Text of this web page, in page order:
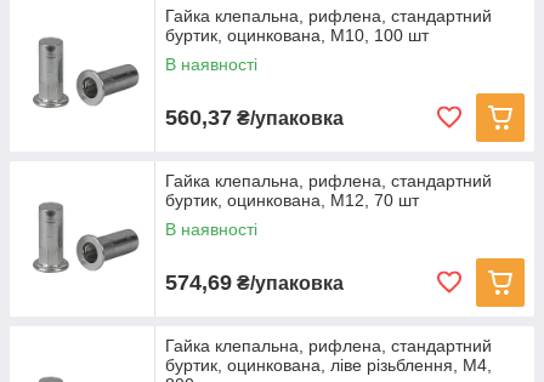
Гайка клепальна, рифлена, стандартний
буртик, оцинкована, M10, 100 шт
В наявності
560,37 ₴/упаковка
Гайка клепальна, рифлена, стандартний
буртик, оцинкована, M12, 70 шт
В наявності
574,69 ₴/упаковка
Гайка клепальна, рифлена, стандартний
буртик, оцинкована, ліве різьблення, M4,